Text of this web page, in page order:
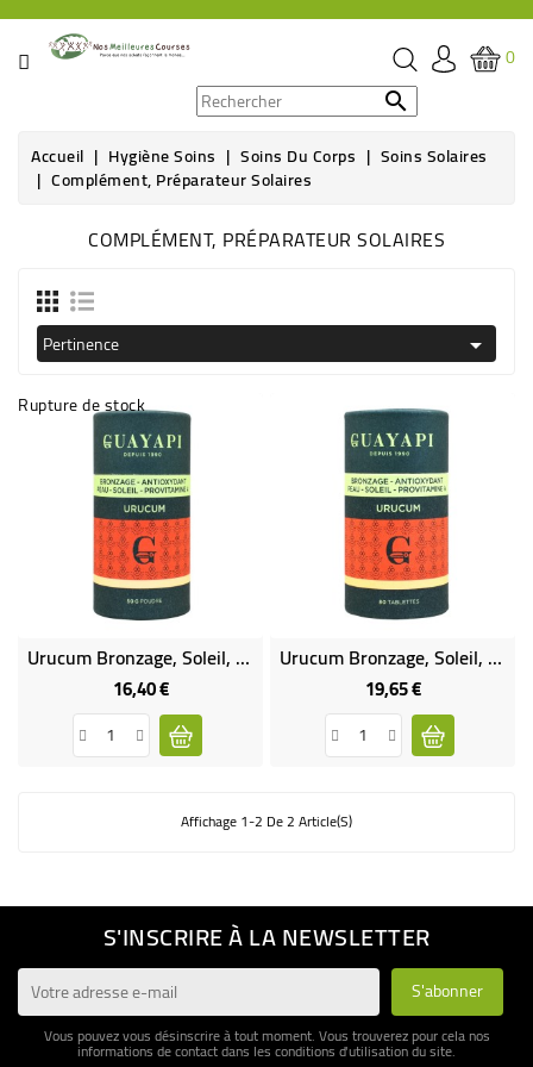
CATÉGORIE
ÉPICERIE
BOISSON
HYGIÈNE
CULTUREL
0

Accueil Hygiène Soins Soins Du Corps Soins Solaires
Complément, Préparateur Solaires
COMPLÉMENT, PRÉPARATEUR SOLAIRES
Pertinence 
Rupture de stock
Urucum Bronzage, Soleil, Antioxydant, Peau En Poudre
16,40 €Prix
Urucum Bronzage, Soleil, Antioxydant, Peau Bio - 80 Tablettes
19,65 €Prix
Affichage 1-2 De 2 Article(s)
S'INSCRIRE À LA NEWSLETTER
Vous pouvez vous désinscrire à tout moment. Vous trouverez pour cela nos
informations de contact dans les conditions d'utilisation du site.